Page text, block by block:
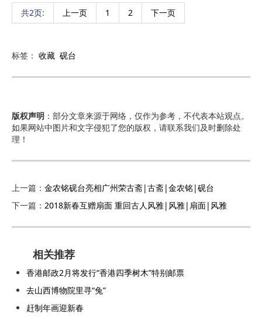
共2页: 上一页 1 2 下一页
标签： 收藏 砚台
版权声明 ：部分文章来源于网络，仅作为参考，不代表本站观点。
如果网站中图片和文字侵犯了您的版权，请联系我们及时删除处
理！
上一篇： 金农铭砚台亮相广州荣古斋|古斋|金农铭|砚台
下一篇： 2018新春互赠扇面 重回古人风雅|风雅|扇面|风雅
相关推荐
香港邮政2月将发行“香港四季树木”特别邮票
去山西博物院里寻“兔”
赶制年画迎新春